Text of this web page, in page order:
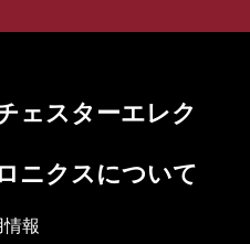
ェスターエレク
ニクスについて
報